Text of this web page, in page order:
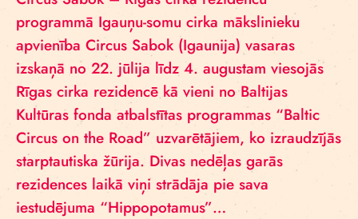
programmā Igauņu-somu cirka mākslinieku
apvienība Circus Sabok (Igaunija) vasaras
izskaņā no 22. jūlija līdz 4. augustam viesojās
Rīgas cirka rezidencē kā vieni no Baltijas
Kultūras fonda atbalstītas programmas “Baltic
Circus on the Road” uzvarētājiem, ko izraudzījās
starptautiska žūrija. Divas nedēļas garās
rezidences laikā viņi strādāja pie sava
iestudējuma “Hippopotamus”…